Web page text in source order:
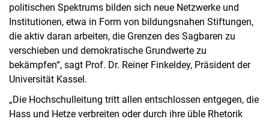
politischen Spektrums bilden sich neue Netzwerke und
Institutionen, etwa in Form von bildungsnahen Stiftungen,
die aktiv daran arbeiten, die Grenzen des Sagbaren zu
verschieben und demokratische Grundwerte zu
bekämpfen“, sagt Prof. Dr. Reiner Finkeldey, Präsident der
Universität Kassel.
„Die Hochschulleitung tritt allen entschlossen entgegen, die
Hass und Hetze verbreiten oder durch ihre üble Rhetorik